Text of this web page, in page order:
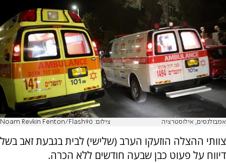
אמבולנסים, אילוסטרציה צילום: Noam Revkin Fenton/Flash90
צוותי ההצלה הוזעקו הערב (שלישי) לבית בגבעת זאב בשל
דיווח על פעוט כבן שבעה חודשים ללא הכרה.